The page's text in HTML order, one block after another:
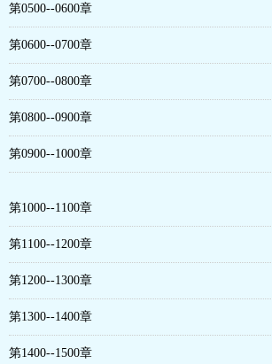
第0500--0600章
第0600--0700章
第0700--0800章
第0800--0900章
第0900--1000章
第1000--1100章
第1100--1200章
第1200--1300章
第1300--1400章
第1400--1500章